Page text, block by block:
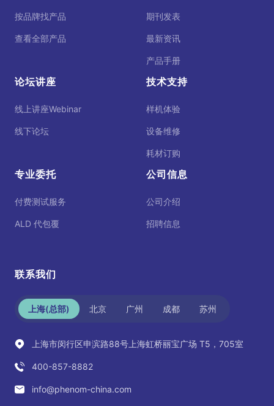
按品牌找产品
查看全部产品
期刊发表
最新资讯
产品手册
论坛讲座
线上讲座Webinar
线下论坛
技术支持
样机体验
设备维修
耗材订购
专业委托
付费测试服务
ALD 代包覆
公司信息
公司介绍
招聘信息
联系我们
上海(总部) 北京 广州 成都 苏州
上海市闵行区申滨路88号上海虹桥丽宝广场 T5，705室
400-857-8882
info@phenom-china.com